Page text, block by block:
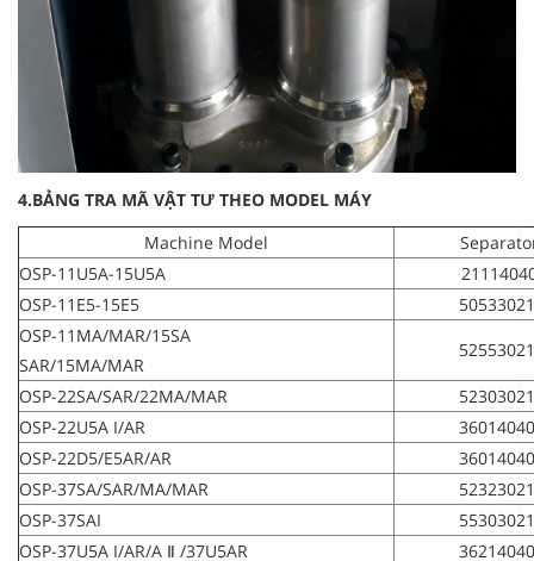
4.BẢNG TRA MÃ VẬT TƯ THEO MODEL MÁY
Machine Model
OSP-11U5A-15U5A
OSP-11E5-15E5
50533021
OSP-11MA/MAR/15SA
SAR/15MA/MAR
52553021
OSP-22SA/SAR/22MA/MAR
52303021
OSP-22U5A I/AR
36014040
OSP-22D5/E5AR/AR
36014040
OSP-37SA/SAR/MA/MAR
52323021
OSP-37SAI
55303021
OSP-37U5A I/AR/A Ⅱ /37U5AR
36214040